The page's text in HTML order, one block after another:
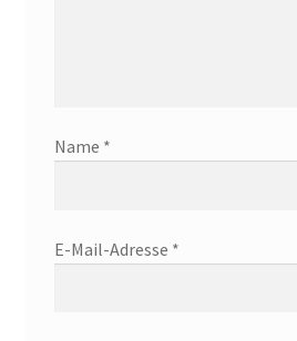
Name *
E-Mail-Adresse *